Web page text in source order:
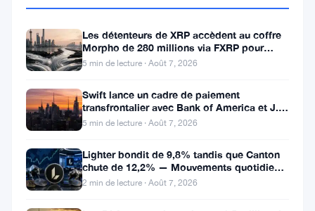
Cardano
ADA)
est
devenue
l’une
des
les
plus
surveillées
Les détenteurs de XRP accèdent au coffre
Morpho de 280 millions via FXRP pour
emprunter des RLUSD
5 min de lecture · Août 7, 2026
Swift lance un cadre de paiement
transfrontalier avec Bank of America et J.P.
Morgan dans 25 pays
5 min de lecture · Août 7, 2026
Lighter bondit de 9,8% tandis que Canton
chute de 12,2% — Mouvements quotidiens
du 7 août
2 min de lecture · Août 7, 2026